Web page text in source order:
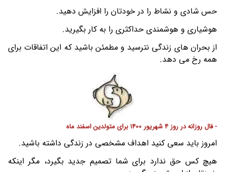
حس شادی و نشاط را در خودتان را افزایش دهید.
هوشیاری و هوشمندی حداکثری را به کار بگیرید.
از بحران های زندگی نترسید و مطمئن باشید که این اتفاقات برای
همه رخ می دهد.
- فال روزانه در روز 4 شهریور 1400 برای متولدین اسفند ماه
امروز باید سعی کنید اهداف مشخصی در زندگی داشته باشید.
هیچ کس حق ندارد برای شما تصمیم جدید بگیرد، مگر اینکه